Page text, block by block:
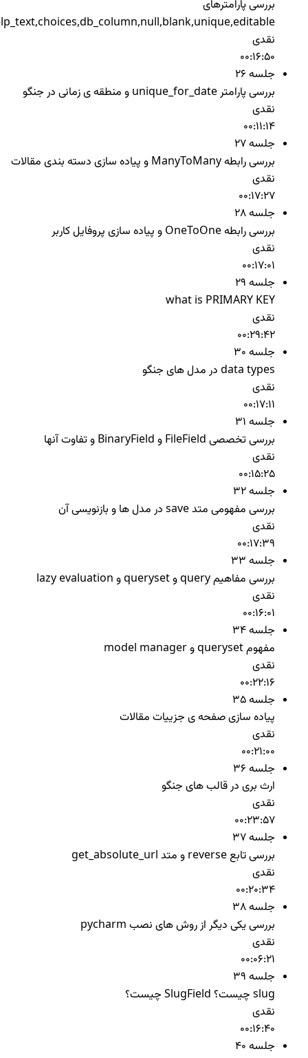
بررسی پارامترهای
نقدی
00:16:50
جلسه 26
بررسی پارامتر unique_for_date و منطقه ی زمانی در جنگو
نقدی
00:11:14
جلسه 27
بررسی رابطه ManyToMany و پیاده سازی دسته بندی مقالات
نقدی
00:17:27
جلسه 28
بررسی رابطه OneToOne و پیاده سازی پروفایل کاربر
نقدی
00:17:01
جلسه 29
what is PRIMARY KEY
نقدی
00:29:42
جلسه 30
data types در مدل های جنگو
نقدی
00:17:11
جلسه 31
بررسی تخصصی FileField و BinaryField و تفاوت آنها
نقدی
00:15:25
جلسه 32
بررسی مفهومی متد save در مدل ها و بازنویسی آن
نقدی
00:17:39
جلسه 33
بررسی مفاهیم query و queryset و lazy evaluation
نقدی
00:16:01
جلسه 34
مفهوم queryset و model manager
نقدی
00:22:16
جلسه 35
پیاده سازی صفحه ی جزییات مقالات
نقدی
00:21:00
جلسه 36
ارث بری در قالب های جنگو
نقدی
00:23:57
جلسه 37
بررسی تابع reverse و متد get_absolute_url
نقدی
00:20:34
جلسه 38
بررسی یکی دیگر از روش های نصب pycharm
نقدی
00:06:21
جلسه 39
slug چیست؟ SlugField چیست؟
نقدی
00:16:40
جلسه 40